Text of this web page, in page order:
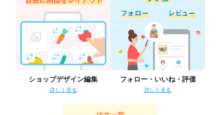
ショップデザイン編集
詳しく見る
フォロー・いいね・評価
詳しく見る